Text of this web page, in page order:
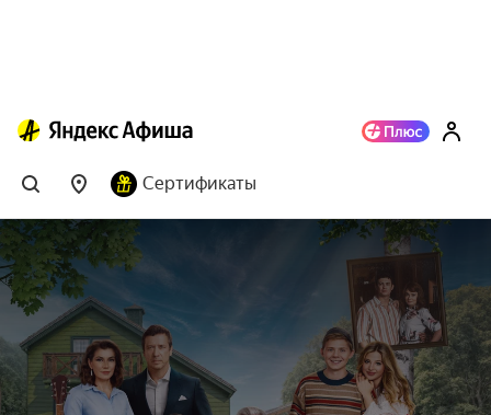
Сертификаты